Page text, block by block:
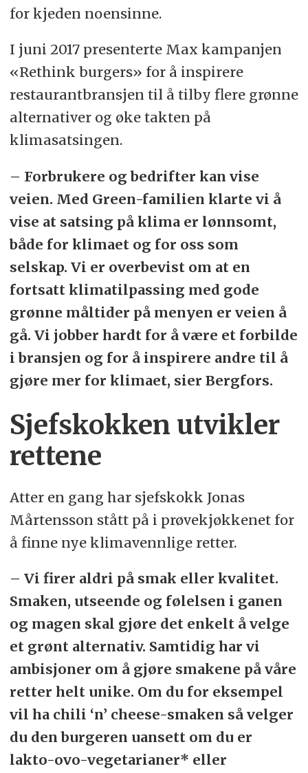
for kjeden noensinne.
I juni 2017 presenterte Max kampanjen
«Rethink burgers» for å inspirere
restaurantbransjen til å tilby flere grønne
alternativer og øke takten på
klimasatsingen.
– Forbrukere og bedrifter kan vise
veien. Med Green-familien klarte vi å
vise at satsing på klima er lønnsomt,
både for klimaet og for oss som
selskap. Vi er overbevist om at en
fortsatt klimatilpassing med gode
grønne måltider på menyen er veien å
gå. Vi jobber hardt for å være et forbilde
i bransjen og for å inspirere andre til å
gjøre mer for klimaet, sier Bergfors.
Sjefskokken utvikler
rettene
Atter en gang har sjefskokk Jonas
Mårtensson stått på i prøvekjøkkenet for
å finne nye klimavennlige retter.
– Vi firer aldri på smak eller kvalitet.
Smaken, utseende og følelsen i ganen
og magen skal gjøre det enkelt å velge
et grønt alternativ. Samtidig har vi
ambisjoner om å gjøre smakene på våre
retter helt unike. Om du for eksempel
vil ha chili ‘n’ cheese-smaken så velger
du den burgeren uansett om du er
lakto-ovo-vegetarianer* eller